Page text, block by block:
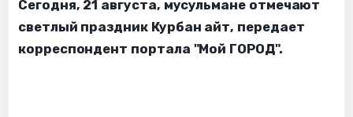
Сегодня, 21 августа, мусульмане отмечают
светлый праздник Курбан айт, передает
корреспондент портала "Мой ГОРОД".